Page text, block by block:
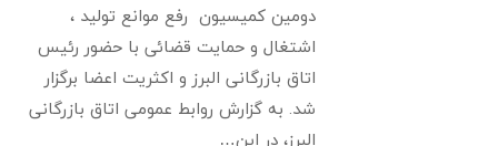
دومین کمیسیون رفع موانع تولید ،
اشتغال و حمایت قضائی با حضور رئیس
اتاق بازرگانی البرز و اکثریت اعضا برگزار
شد. به گزارش روابط عمومی اتاق بازرگانی
البرز، در این…